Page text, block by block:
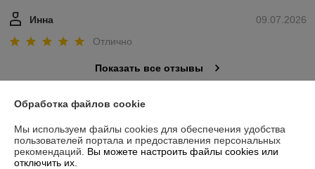
09.07.2026
Инна
Отлично
Показать все отзывы
Контакты
Обработка файлов cookie
Мы используем файлы cookies для обеспечения удобства
пользователей портала и предоставления персональных
рекомендаций. Вы можете настроить файлы cookies или
отключить их.